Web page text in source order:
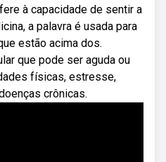
à capacidade de sentir a
a palavra é usada para
estão acima dos.
que pode ser aguda ou
físicas, estresse,
crônicas.